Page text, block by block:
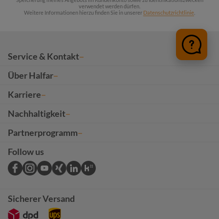
verwendet werden dürfen.
Weitere Informationen hierzu finden Sie in unserer Datenschutzrichtlinie
Service & Kontakt
Über Halfar
Karriere
Nachhaltigkeit
Partnerprogramm
Follow us
Sicherer Versand